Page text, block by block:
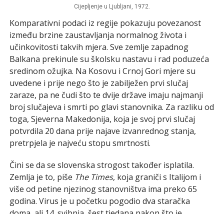
Cijepljenje u Ljubljani, 1972.
Komparativni podaci iz regije pokazuju povezanost
između brzine zaustavljanja normalnog života i
učinkovitosti takvih mjera. Sve zemlje zapadnog
Balkana prekinule su školsku nastavu i rad poduzeća
sredinom ožujka. Na Kosovu i Crnoj Gori mjere su
uvedene i prije nego što je zabilježen prvi slučaj
zaraze, pa ne čudi što te dvije države imaju najmanji
broj slučajeva i smrti po glavi stanovnika. Za razliku od
toga, Sjeverna Makedonija, koja je svoj prvi slučaj
potvrdila 20 dana prije najave izvanrednog stanja,
pretrpjela je najveću stopu smrtnosti.
Čini se da se slovenska strogost također isplatila.
Zemlja je to, piše The Times, koja graniči s Italijom i
više od petine njezinog stanovništva ima preko 65
godina. Virus je u početku pogodio dva staračka